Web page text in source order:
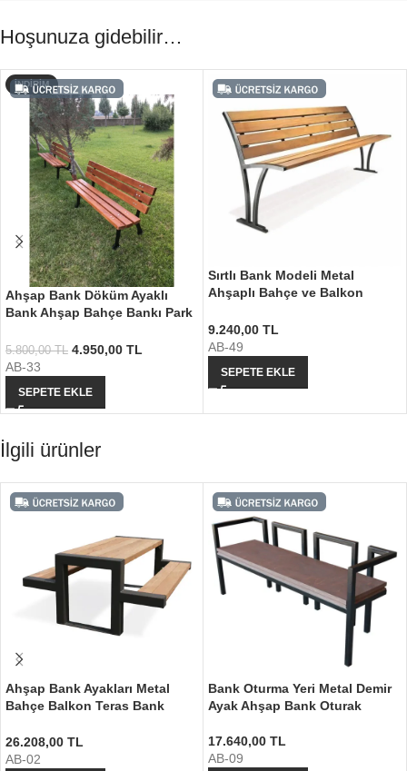
Hoşunuza gidebilir…
İNDIRIM
Ahşap Bank Döküm Ayaklı
Bank Ahşap Bahçe Bankı Park
5.800,00TL 4.950,00 TL
AB-33
SEPETE EKLE
Sırtlı Bank Modeli Metal
Ahşaplı Bahçe ve Balkon
9.240,00 TL
AB-49
SEPETE EKLE
İlgili ürünler
Ahşap Bank Ayakları Metal
Bahçe Balkon Teras Bank
26.208,00 TL
AB-02
Bank Oturma Yeri Metal Demir
Ayak Ahşap Bank Oturak
17.640,00 TL
AB-09